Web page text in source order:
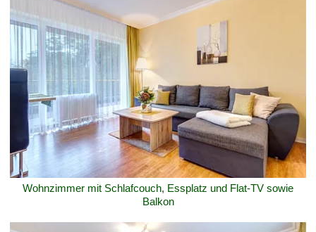
Wohnzimmer mit Schlafcouch, Essplatz und Flat-TV sowie
Balkon